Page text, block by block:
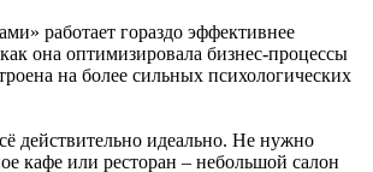
работает гораздо эффективнее
она оптимизировала бизнес-процессы
на более сильных психологических
действительно идеально. Не нужно
кафе или ресторан – небольшой салон